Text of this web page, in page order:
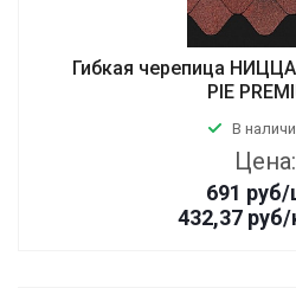
Гибкая черепица
PIE
В
Цена:
691 руб/
432,37